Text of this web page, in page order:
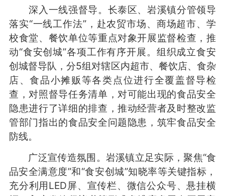
深入一线强督导。长泰区、岩溪镇分管领导
落实“一线工作法”，赴农贸市场、商场超市、学
校食堂、餐饮单位等重点对象开展监督检查，推
动“食安创城”各项工作有序开展。组织成立食安
创城督导队，分5组对辖区内超市、餐饮店、食杂
店、食品小摊贩等各类点位进行全覆盖督导检
查，对照督导任务清单，对可能出现的食品安全
隐患进行了详细的排查，推动经营者及时整改监
管部门指出的食品安全问题隐患，筑牢食品安全
防线。
广泛宣传造氛围。岩溪镇立足实际，聚焦“食
品安全满意度”和“食安创城”知晓率等关键指标，
充分利用LED屏、宣传栏、微信公众号、悬挂横